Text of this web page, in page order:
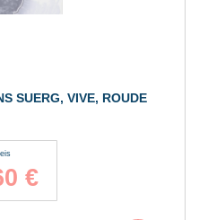
SUERG, VIVE, ROUDE
€